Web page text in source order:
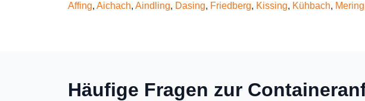
Affing, Aichach, Aindling, Dasing, Friedberg, Kissing, Kühbach, Mering
Häufige Fragen zur